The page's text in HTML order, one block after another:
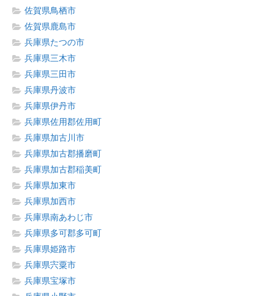
佐賀県鳥栖市
佐賀県鹿島市
兵庫県たつの市
兵庫県三木市
兵庫県三田市
兵庫県丹波市
兵庫県伊丹市
兵庫県佐用郡佐用町
兵庫県加古川市
兵庫県加古郡播磨町
兵庫県加古郡稲美町
兵庫県加東市
兵庫県加西市
兵庫県南あわじ市
兵庫県多可郡多可町
兵庫県姫路市
兵庫県宍粟市
兵庫県宝塚市